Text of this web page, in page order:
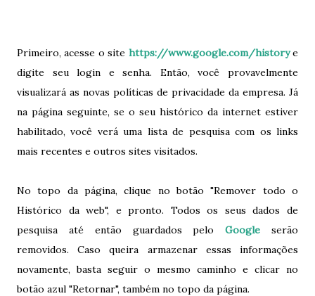
Primeiro, acesse o site https://www.google.com/historye
digite seu login e senha. Então, você provavelmente
visualizará as novas políticas de privacidade da empresa. Já
na página seguinte, se o seu histórico da internet estiver
habilitado, você verá uma lista de pesquisa com os links
mais recentes e outros sites visitados.
No topo da página, clique no botão "Remover todo o
Histórico da web", e pronto. Todos os seus dados de
pesquisa até então guardados peloGoogle serão
removidos. Caso queira armazenar essas informações
novamente, basta seguir o mesmo caminho e clicar no
botão azul "Retornar", também no topo da página.